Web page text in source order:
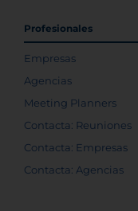
Profesionales
Empresas
Agencias
Meeting Planners
Contacta: Reuniones
Contacta: Empresas
Contacta: Agencias